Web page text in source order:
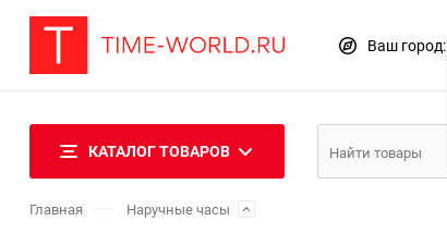
Ваш город:
КАТАЛОГ ТОВАРОВ
Главная Наручные часы